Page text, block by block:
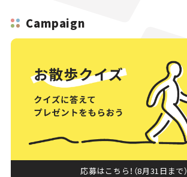
Campaign
応募はこちら！（8月31日まで）